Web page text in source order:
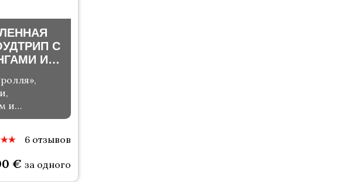
С
И
и
6 отзывов
€ за одного